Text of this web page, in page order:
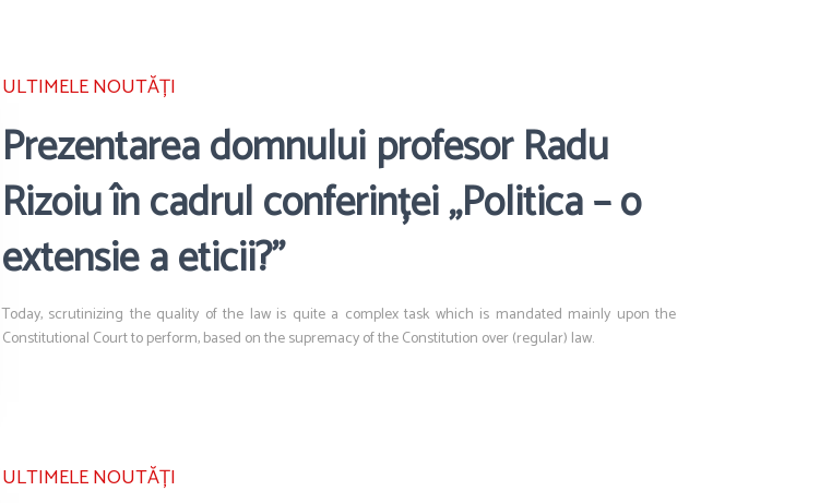
ULTIMELE NOUTĂȚI
Prezentarea domnului profesor Radu
Rizoiu în cadrul conferinței „Politica – o
extensie a eticii?”
Today, scrutinizing the quality of the law is quite a complex task which is mandated mainly upon the
Constitutional Court to perform, based on the supremacy of the Constitution over (regular) law.
ULTIMELE NOUTĂȚI